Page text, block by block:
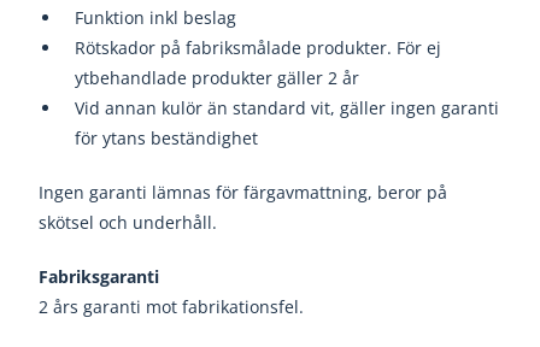
Funktion inkl beslag
Rötskador på fabriksmålade produkter. För ej
ytbehandlade produkter gäller 2 år
Vid annan kulör än standard vit, gäller ingen garanti
för ytans beständighet
Ingen garanti lämnas för färgavmattning, beror på
skötsel och underhåll.
Fabriksgaranti
2 års garanti mot fabrikationsfel.